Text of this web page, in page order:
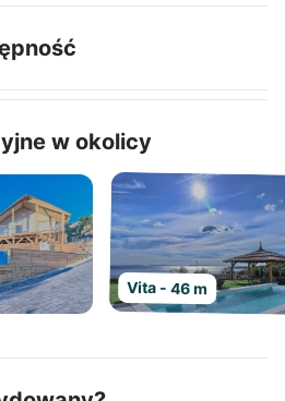
w okolicy
Vita - 46 m